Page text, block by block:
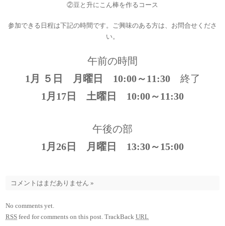
②豆と升にこん棒を作るコース
参加できる日程は下記の時間です。ご興味のある方は、お問合せくださ
い。
午前の時間
1月 ５日 月曜日 10:00～11:30終了
1月17日 土曜日 10:00～11:30
午後の部
1月26日 月曜日 13:30～15:00
コメントはまだありません»
No comments yet.
RSS feed for comments on this post. TrackBackURL